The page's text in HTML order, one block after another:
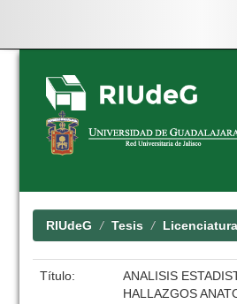
Skip
navigation
RIUdeG Tesis Licenciatura
Título:
ANALISIS
HALLAZGOS